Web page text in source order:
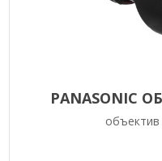
PANASONIC